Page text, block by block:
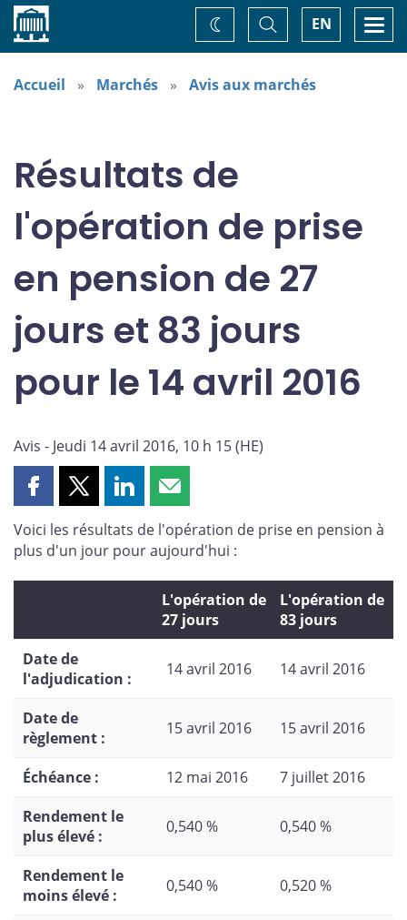
Accueil EN
Basculer
la
recherche
Changez
de
Accueil Marchés Avis aux marchés
Résultats de
l'opération de prise
en pension de 27
jours et 83 jours
pour le 14 avril 2016
Avis - Jeudi 14 avril 2016, 10 h 15 (HE)
Partager
page
sur
Facebook
Partager
page
sur
X
Partager
page
sur
LinkedIn
Partager
page
par
courriel
Voici les résultats de l'opération de prise en pension à
plus d'un jour pour aujourd'hui :
L'opération de
27 jours
L'opération de
83 jours
Date de
l'adjudication :
14 avril 2016 14 avril 2016
Date de
règlement :
15 avril 2016 15 avril 2016
Échéance : 12 mai 2016
7 juillet 2016
Rendement le
plus élevé :
0,540 % 0,540 %
Rendement le
moins élevé :
0,540 % 0,520 %